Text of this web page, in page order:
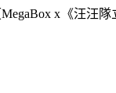
x《汪汪